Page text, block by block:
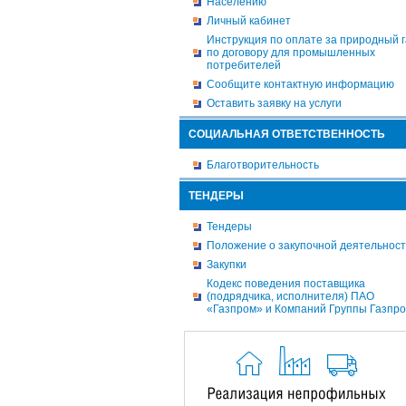
Личный кабинет
Инструкция по оплате за природный
по договору для промышленных
потребителей
Сообщите контактную информацию
Оставить заявку на услуги
СОЦИАЛЬНАЯ ОТВЕТСТВЕННОСТЬ
Благотворительность
ТЕНДЕРЫ
Тендеры
Положение о закупочной
Закупки
Кодекс поведения поставщика
(подрядчика, исполнителя) ПАО
«Газпром» и Компаний Группы